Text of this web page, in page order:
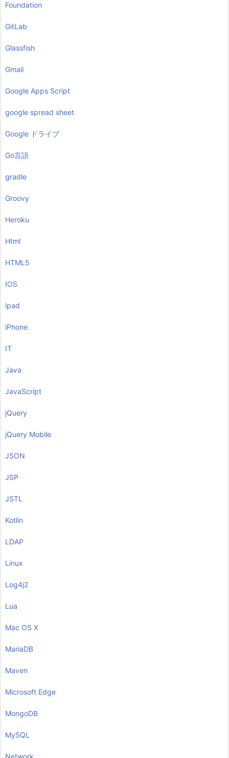
Foundation
GitLab
Glassfish
Gmail
Google Apps Script
google spread sheet
Google ドライブ
Go言語
gradle
Groovy
Heroku
Html
HTML5
IOS
ipad
iPhone
IT
Java
JavaScript
jQuery
jQuery Mobile
JSON
JSP
JSTL
Kotlin
LDAP
Linux
Log4j2
Lua
Mac OS X
MariaDB
Maven
Microsoft Edge
MongoDB
MySQL